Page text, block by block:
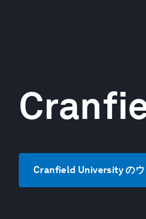
Cranfield University のウ